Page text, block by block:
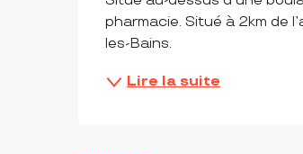
pharmacie. Situé à 2km de
les-Bains.
Lire la suite